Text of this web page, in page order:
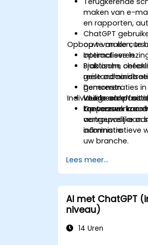
maken van e-
en rapporten,
ChatGPT
op te maken, te
optimaliseren.
Sjablonen,
genereren.
Veilige en
toepassen voor
vertrouwelijke
informatie.
Opbouw van de
Interactieve
Praktische
reële
Demonstraties
voorbeelden uit
Individuele
Op verzoek kan
aangepast aan
administratieve
uw branche.
Lees meer...
AI met ChatGPT
niveau)
14 Uren